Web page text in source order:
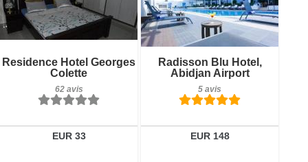
Residence Hotel Georges
Colette
62 avis
EUR 33
62 avis
Détails
Réserver
Radisson Blu Hotel,
Abidjan Airport
5 avis
EUR 148
Petit-déjeuner inclus
5 avis
Réserver